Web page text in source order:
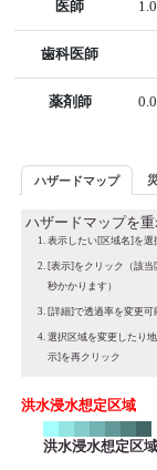
医師
歯科医師
薬剤師
ハザードマップ
ハザードマップを
表示したい[区域名]を選
[表示]をクリック（該当
秒かかります）
[詳細]で透過率を変更可
選択区域を変更したり
示]を再クリック
洪水浸水想定区域
洪水浸水想定区域